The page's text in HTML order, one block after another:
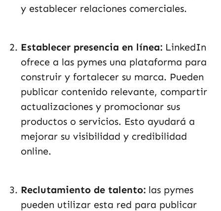
y establecer relaciones comerciales.
Establecer presencia en línea: LinkedIn
ofrece a las pymes una plataforma para
construir y fortalecer su marca. Pueden
publicar contenido relevante, compartir
actualizaciones y promocionar sus
productos o servicios. Esto ayudará a
mejorar su visibilidad y credibilidad
online.
Reclutamiento de talento: las pymes
pueden utilizar esta red para publicar